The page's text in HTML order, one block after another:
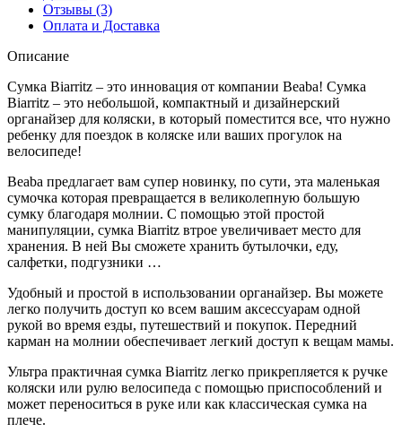
Отзывы (3)
Оплата и Доставка
Описание
Сумка Biarritz – это инновация от компании Beaba! Сумка
Biarritz – это небольшой, компактный и дизайнерский
органайзер для коляски, в который поместится все, что нужно
ребенку для поездок в коляске или ваших прогулок на
велосипеде!
Beaba предлагает вам супер новинку, по сути, эта маленькая
сумочка которая превращается в великолепную большую
сумку благодаря молнии. С помощью этой простой
манипуляции, сумка Biarritz втрое увеличивает место для
хранения. В ней Вы сможете хранить бутылочки, еду,
салфетки, подгузники …
Удобный и простой в использовании органайзер. Вы можете
легко получить доступ ко всем вашим аксессуарам одной
рукой во время езды, путешествий и покупок. Передний
карман на молнии обеспечивает легкий доступ к вещам мамы.
Ультра практичная сумка Biarritz легко прикрепляется к ручке
коляски или рулю велосипеда с помощью приспособлений и
может переноситься в руке или как классическая сумка на
плече.